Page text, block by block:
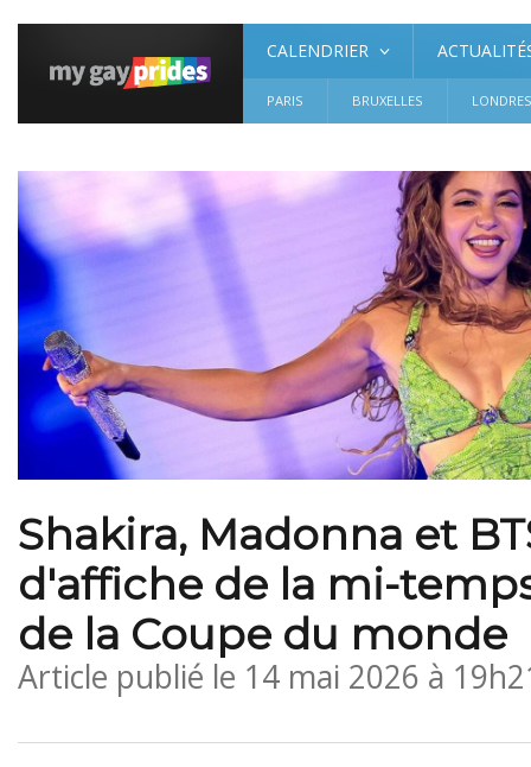
CALENDRIER
PARIS BRUXELLES LONDRES
Shakira, Madonna et
d'affiche de la mi-
de la Coupe du monde
Article publié le 14 mai 2026 à